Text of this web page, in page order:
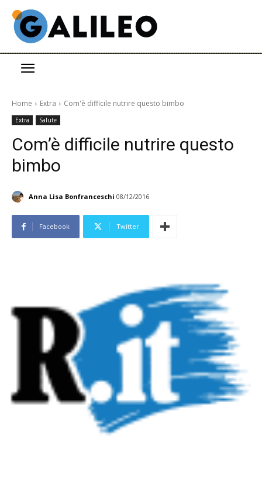
Home Extra Com'è difficile nutrire questo bimbo
Extra Salute
Com’è difficile nutrire questo
bimbo
Anna Lisa Bonfranceschi 08/12/2016
Facebook Twitter